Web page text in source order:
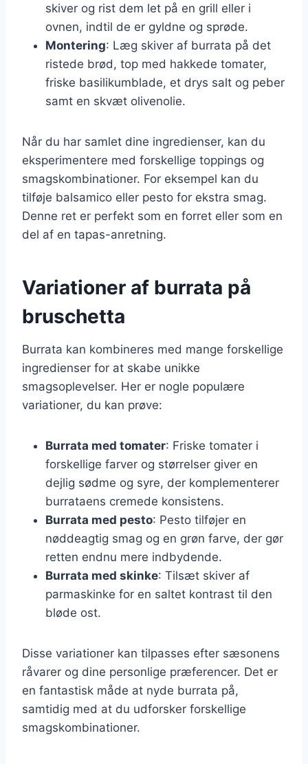
skiver og rist dem let på en grill eller i
ovnen, indtil de er gyldne og sprøde.
Montering: Læg skiver af burrata på det
ristede brød, top med hakkede tomater,
friske basilikumblade, et drys salt og peber
samt en skvæt olivenolie.
Når du har samlet dine ingredienser, kan du
eksperimentere med forskellige toppings og
smagskombinationer. For eksempel kan du
tilføje balsamico eller pesto for ekstra smag.
Denne ret er perfekt som en forret eller som en
del af en tapas-anretning.
Variationer af burrata på
bruschetta
Burrata kan kombineres med mange forskellige
ingredienser for at skabe unikke
smagsoplevelser. Her er nogle populære
variationer, du kan prøve:
Burrata med tomater: Friske tomater i
forskellige farver og størrelser giver en
dejlig sødme og syre, der komplementerer
burrataens cremede konsistens.
Burrata med pesto: Pesto tilføjer en
nøddeagtig smag og en grøn farve, der gør
retten endnu mere indbydende.
Burrata med skinke: Tilsæt skiver af
parmaskinke for en saltet kontrast til den
bløde ost.
Disse variationer kan tilpasses efter sæsonens
råvarer og dine personlige præferencer. Det er
en fantastisk måde at nyde burrata på,
samtidig med at du udforsker forskellige
smagskombinationer.